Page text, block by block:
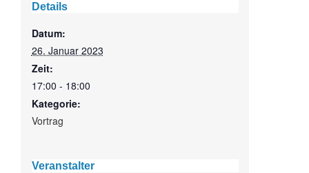
Details
Datum:
26. Januar 2023
Zeit:
17:00 - 18:00
Kategorie:
Vortrag
Veranstalter